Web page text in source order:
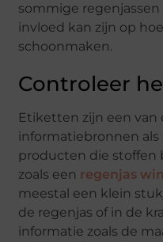
sommige
invloed kan zijn op
schoonmaken.
Controleer
Etiketten zijn een van
informatiebronnen
producten die stoffen
zoals een regenjas
meestal een klein
de regenjas of in de
informatie zoals de